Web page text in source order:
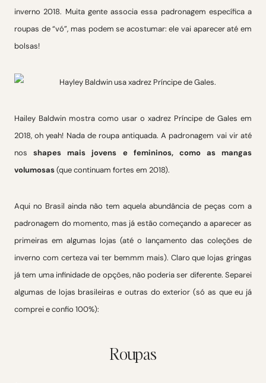
inverno 2018. Muita gente associa essa padronagem específica a
roupas de “vó”, mas podem se acostumar: ele vai aparecer até em
bolsas!
Hailey Baldwin mostra como usar o xadrez Príncipe de Gales em
2018, oh yeah! Nada de roupa antiquada. A padronagem vai vir até
nosshapes mais jovens e femininos, como as mangas
volumosas(que continuam fortes em 2018).
Aqui no Brasil ainda não tem aquela abundância de peças com a
padronagem do momento, mas já estão começando a aparecer as
primeiras em algumas lojas (até o lançamento das coleções de
inverno com certeza vai ter bemmm mais). Claro que lojas gringas
já tem uma infinidade de opções, não poderia ser diferente. Separei
algumas de lojas brasileiras e outras do exterior (só as que eu já
comprei e confio 100%):
Roupas